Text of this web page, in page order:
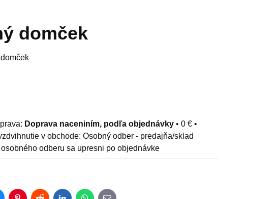
domček
Doprava naceniním, podľa objednávky• 0 € •
Osobný odber - predajňa/sklad
odberu sa upresni po objednávke